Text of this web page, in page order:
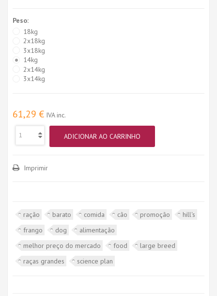
Peso:
18kg
2x18kg
3x18kg
14kg
2x14kg
3x14kg
61,29 € IVA inc.
ADICIONAR AO CARRINHO
Imprimir
ração barato comida cão promoção
hill's
frango
dog
alimentação
melhor preço do mercado
food
large breed
raças grandes
science plan